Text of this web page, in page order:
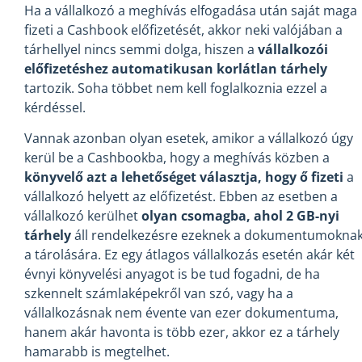
Ha a vállalkozó a meghívás elfogadása után saját maga
fizeti a Cashbook előfizetését, akkor neki valójában a
tárhellyel nincs semmi dolga, hiszen a vállalkozói
előfizetéshez automatikusan korlátlan tárhely
tartozik. Soha többet nem kell foglalkoznia ezzel a
kérdéssel.
Vannak azonban olyan esetek, amikor a vállalkozó úgy
kerül be a Cashbookba, hogy a meghívás közben a
könyvelő azt a lehetőséget választja, hogy ő fizeti a
vállalkozó helyett az előfizetést. Ebben az esetben a
vállalkozó kerülhetolyan csomagba, ahol 2 GB-nyi
tárhelyáll rendelkezésre ezeknek a
a tárolására. Ez egy átlagos vállalkozás esetén akár két
évnyi könyvelési anyagot is be tud fogadni, de ha
szkennelt számlaképekről van szó, vagy ha a
vállalkozásnak nem évente van ezer dokumentuma,
hanem akár havonta is több ezer, akkor ez a tárhely
hamarabb is megtelhet.